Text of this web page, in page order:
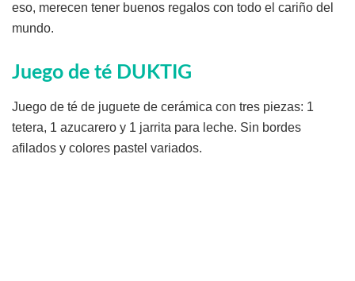
eso, merecen tener buenos regalos con todo el cariño del
mundo.
Juego de té DUKTIG
Juego de té de juguete de cerámica con tres piezas: 1
tetera, 1 azucarero y 1 jarrita para leche. Sin bordes
afilados y colores pastel variados.